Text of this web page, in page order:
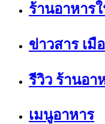
ร้านอาหาร
ข่าวสาร เมื
รีวิว ร้านอา
เมนูอาหาร